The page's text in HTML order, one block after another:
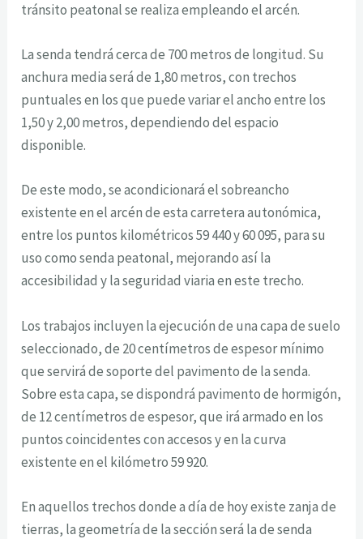
tránsito peatonal se realiza empleando el arcén.
La senda tendrá cerca de 700 metros de longitud. Su
anchura media será de 1,80 metros, con trechos
puntuales en los que puede variar el ancho entre los
1,50 y 2,00 metros, dependiendo del espacio
disponible.
De este modo, se acondicionará el sobreancho
existente en el arcén de esta carretera autonómica,
entre los puntos kilométricos 59 440 y 60 095, para su
uso como senda peatonal, mejorando así la
accesibilidad y la seguridad viaria en este trecho.
Los trabajos incluyen la ejecución de una capa de suelo
seleccionado, de 20 centímetros de espesor mínimo
que servirá de soporte del pavimento de la senda.
Sobre esta capa, se dispondrá pavimento de hormigón,
de 12 centímetros de espesor, que irá armado en los
puntos coincidentes con accesos y en la curva
existente en el kilómetro 59 920.
En aquellos trechos donde a día de hoy existe zanja de
tierras, la geometría de la sección será la de senda